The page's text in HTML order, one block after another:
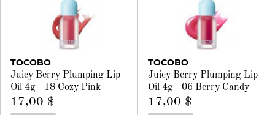
TOCOBO
Juicy Berry Plumping Lip
Oil 4g - 18 Cozy Pink
17,00 $
TOCOBO
Juicy Berry Plumping Lip
Oil 4g - 06 Berry Candy
17,00 $